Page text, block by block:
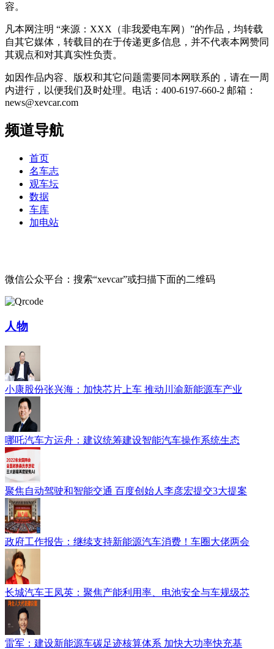
容。
凡本网注明 “来源：XXX（非我爱电车网）”的作品，均转载
自其它媒体，转载目的在于传递更多信息，并不代表本网赞同
其观点和对其真实性负责。
如因作品内容、版权和其它问题需要同本网联系的，请在一周
内进行，以便我们及时处理。电话：400-6197-660-2 邮箱：
news@xevcar.com
频道导航
首页
名车志
观车坛
数据
车库
加电站
微信公众平台：搜索“xevcar”或扫描下面的二维码
人物
小康股份张兴海：加快芯片上车 推动川渝新能源车产业
哪吒汽车方运舟：建议统筹建设智能汽车操作系统生态
聚焦自动驾驶和智能交通 百度创始人李彦宏提交3大提案
政府工作报告：继续支持新能源汽车消费！车圈大佬两会
长城汽车王凤英：聚焦产能利用率、电池安全与车规级芯
雷军：建设新能源车碳足迹核算体系 加快大功率快充基